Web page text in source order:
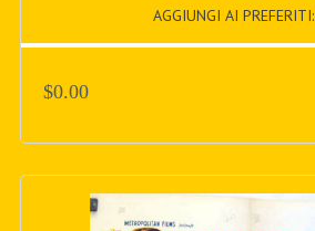
AGGIUNGI AI PREFERITI:
$0.00